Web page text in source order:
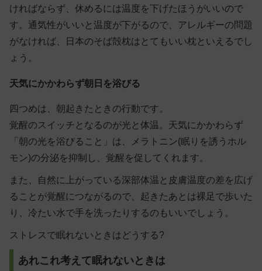
ければならず、休めるには温度を下げたほうがいいので
す。通気性がいいと温度が下がるので、アレルギーの問題
がなければ、
日本のそば殻枕はとてもいい枕といえるでし
ょう。
天気にかかわらず朝日を浴びる
四つめは、朝起きたときの行動です。
覚醒のスイッチとなるのが光と体温。天気にかかわらず
「朝の光を浴びること」は、メラトニン(眠りを誘うホル
モン)の分泌を抑制し、覚醒を促してくれます。
また、自然に上がっている深部体温と皮膚温度の差を広げ
ることが覚醒につながるので、起きたあとは裸足で歩いた
り、冷たい水で手を洗ったりするのもいいでしょう。
ストレスで眠れないときはどうする?
あれこれ考えて眠れないときは